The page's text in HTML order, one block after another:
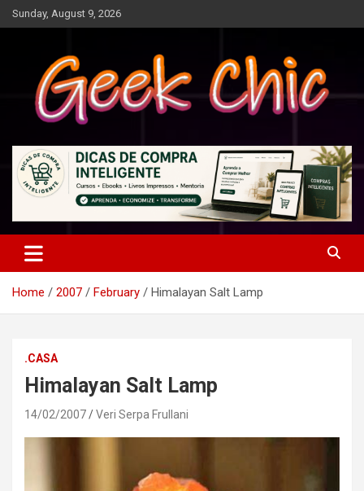
Skip
to
Sunday, August 9, 2026
Geek Chic
Home 2007 February Himalayan Salt Lamp
.CASA
Himalayan Salt Lamp
14/02/2007 Veri Serpa Frullani